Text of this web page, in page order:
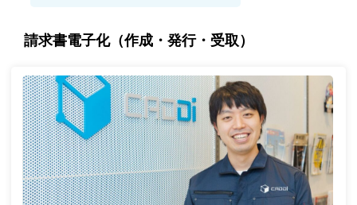
請求書電子化（作成・発行・受取）